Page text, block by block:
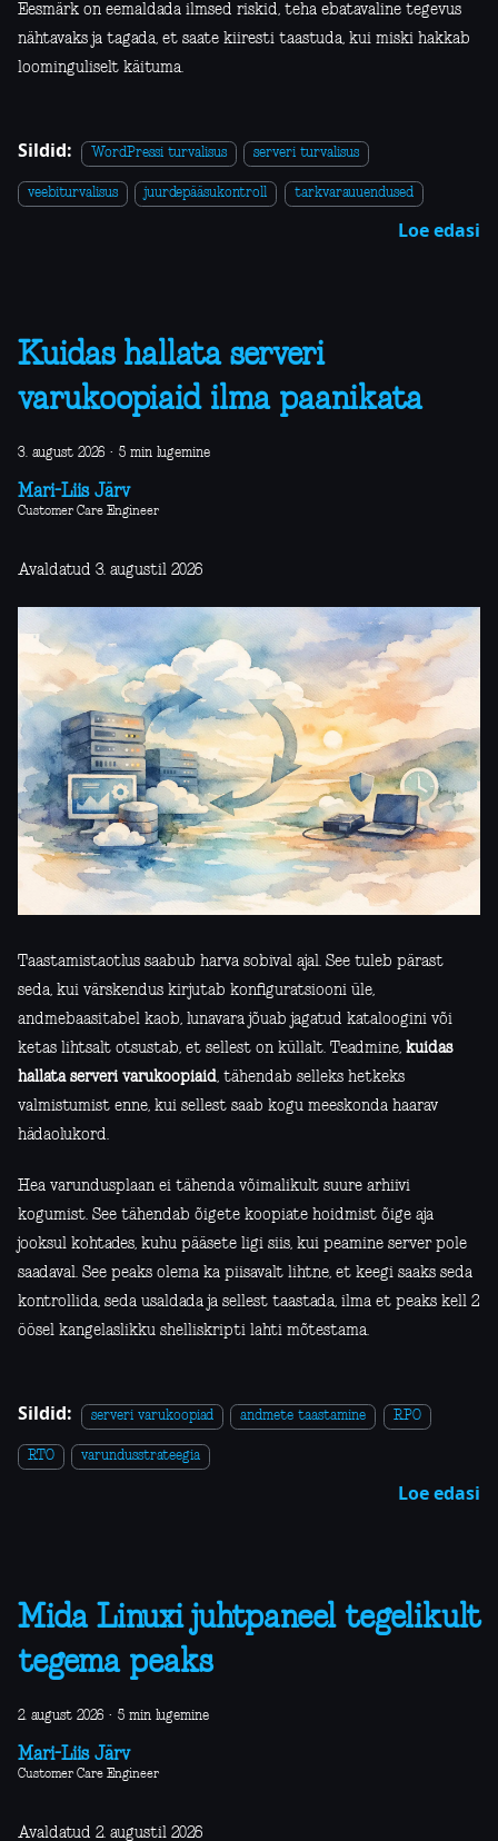
Eesmärk on eemaldada ilmsed riskid, teha ebatavaline tegevus
nähtavaks ja tagada, et saate kiiresti taastuda, kui miski hakkab
loominguliselt käituma.
Sildid: WordPressi turvalisus serveri turvalisus
veebiturvalisus juurdepääsukontroll tarkvarauuendused
Loe edasi
Kuidas hallata serveri
varukoopiaid ilma paanikata
3. august 2026 · 5 min lugemine
Mari-Liis Järv
Customer Care Engineer
Avaldatud 3. augustil 2026
Taastamistaotlus saabub harva sobival ajal. See tuleb pärast
seda, kui värskendus kirjutab konfiguratsiooni üle,
andmebaasitabel kaob, lunavara jõuab jagatud kataloogini või
ketas lihtsalt otsustab, et sellest on küllalt. Teadmine, kuidas
hallata serveri varukoopiaid, tähendab selleks hetkeks
valmistumist enne, kui sellest saab kogu meeskonda haarav
hädaolukord.
Hea varundusplaan ei tähenda võimalikult suure arhiivi
kogumist. See tähendab õigete koopiate hoidmist õige aja
jooksul kohtades, kuhu pääsete ligi siis, kui peamine server pole
saadaval. See peaks olema ka piisavalt lihtne, et keegi saaks seda
kontrollida, seda usaldada ja sellest taastada, ilma et peaks kell 2
öösel kangelaslikku shelliskripti lahti mõtestama.
Sildid: serveri varukoopiad andmete taastamine RPO
RTO varundusstrateegia
Loe edasi
Mida Linuxi juhtpaneel tegelikult
tegema peaks
2. august 2026 · 5 min lugemine
Mari-Liis Järv
Customer Care Engineer
Avaldatud 2. augustil 2026